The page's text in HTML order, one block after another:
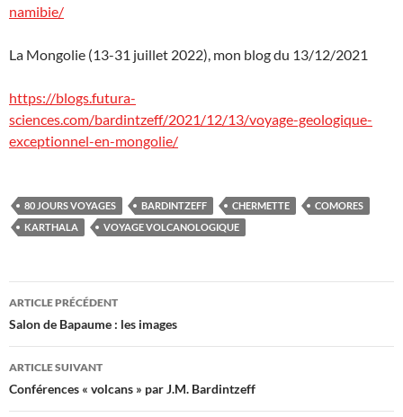
namibie/
La Mongolie (13-31 juillet 2022), mon blog du 13/12/2021
https://blogs.futura-
sciences.com/bardintzeff/2021/12/13/voyage-geologique-
exceptionnel-en-mongolie/
80 JOURS VOYAGES BARDINTZEFF CHERMETTE
COMORES
KARTHALA
VOYAGE VOLCANOLOGIQUE
Navigation
des
articles
ARTICLE PRÉCÉDENT
Salon de Bapaume : les images
ARTICLE SUIVANT
Conférences « volcans » par J.M. Bardintzeff